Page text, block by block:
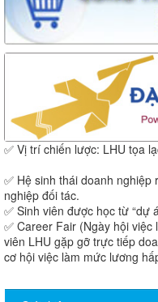
✅ Vị trí chiến lược: LHU tọa
✅ Hệ sinh thái doanh
nghiệp đối tác.
✅ Sinh viên được học từ “dự
✅ Career Fair (Ngày hội
viên LHU gặp gỡ trực tiếp
cơ hội việc làm mức lương